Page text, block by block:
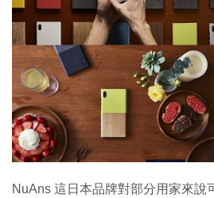
生成式AI與雲端應用
Enterprise Digital Transformation
特集
NuAns 這日本品牌對部分用家來說